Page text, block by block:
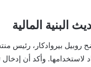
البنية المالية
روبيل بيروادكار، رئيس